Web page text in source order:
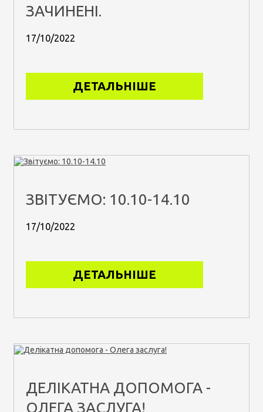
ЗАЧИНЕНІ.
17/10/2022
ДЕТАЛЬНІШЕ
ЗВІТУЄМО: 10.10-14.10
17/10/2022
ДЕТАЛЬНІШЕ
ДЕЛІКАТНА ДОПОМОГА -
ОЛЕГА ЗАСЛУГА!